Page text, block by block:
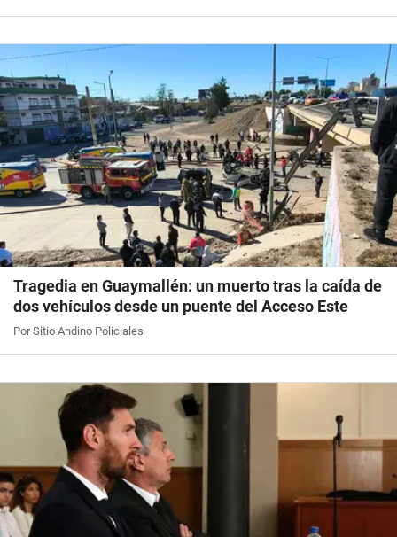
Tragedia en Guaymallén: un muerto tras la caída de
dos vehículos desde un puente del Acceso Este
Por Sitio Andino Policiales